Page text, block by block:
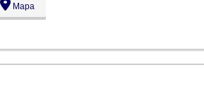
Mapa